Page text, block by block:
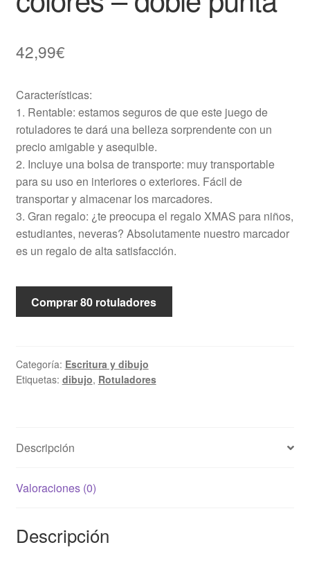
42,99€
Características:
1. Rentable: estamos seguros de que este juego de
rotuladores te dará una belleza sorprendente con un
precio amigable y asequible.
2. Incluye una bolsa de transporte: muy transportable
para su uso en interiores o exteriores. Fácil de
transportar y almacenar los marcadores.
3. Gran regalo: ¿te preocupa el regalo XMAS para niños,
estudiantes, neveras? Absolutamente nuestro marcador
es un regalo de alta satisfacción.
Comprar 80 rotuladores
Categoría: Escritura y dibujo
Etiquetas: dibujo, Rotuladores
Descripción
Valoraciones (0)
Descripción